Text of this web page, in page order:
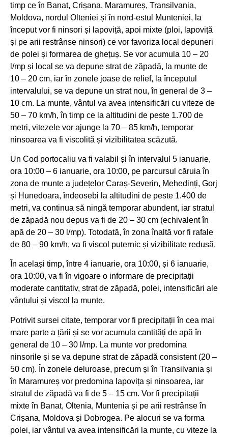
timp ce în Banat, Crișana, Maramureș, Transilvania,
Moldova, nordul Olteniei și în nord-estul Munteniei, la
început vor fi ninsori și lapoviță, apoi mixte (ploi, lapoviță
și pe arii restrânse ninsori) ce vor favoriza local depuneri
de polei și formarea de ghețuș. Se vor acumula 10 – 20
l/mp și local se va depune strat de zăpadă, la munte de
10 – 20 cm, iar în zonele joase de relief, la începutul
intervalului, se va depune un strat nou, în general de 3 –
10 cm. La munte, vântul va avea intensificări cu viteze de
50 – 70 km/h, în timp ce la altitudini de peste 1.700 de
metri, vitezele vor ajunge la 70 – 85 km/h, temporar
ninsoarea va fi viscolită și vizibilitatea scăzută.
Un Cod portocaliu va fi valabil și în intervalul 5 ianuarie,
ora 10:00 – 6 ianuarie, ora 10:00, pe parcursul căruia în
zona de munte a județelor Caraș-Severin, Mehedinți, Gorj
și Hunedoara, îndeosebi la altitudini de peste 1.400 de
metri, va continua să ningă temporar abundent, iar stratul
de zăpadă nou depus va fi de 20 – 30 cm (echivalent în
apă de 20 – 30 l/mp). Totodată, în zona înaltă vor fi rafale
de 80 – 90 km/h, va fi viscol puternic și vizibilitate redusă.
În același timp, între 4 ianuarie, ora 10:00, și 6 ianuarie,
ora 10:00, va fi în vigoare o informare de precipitații
moderate cantitativ, strat de zăpadă, polei, intensificări ale
vântului și viscol la munte.
Potrivit sursei citate, temporar vor fi precipitații în cea mai
mare parte a țării și se vor acumula cantități de apă în
general de 10 – 30 l/mp. La munte vor predomina
ninsorile și se va depune strat de zăpadă consistent (20 –
50 cm). În zonele deluroase, precum și în Transilvania și
în Maramureș vor predomina lapovița și ninsoarea, iar
stratul de zăpadă va fi de 5 – 15 cm. Vor fi precipitații
mixte în Banat, Oltenia, Muntenia și pe arii restrânse în
Crișana, Moldova și Dobrogea. Pe alocuri se va forma
polei, iar vântul va avea intensificări la munte, cu viteze la